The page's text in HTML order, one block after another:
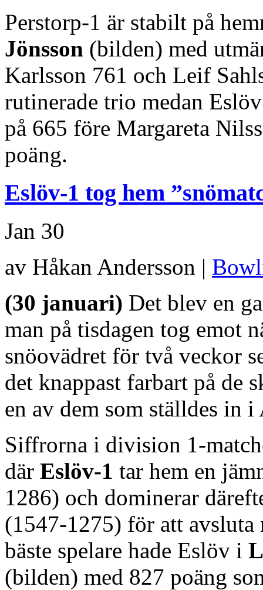
Perstorp-1 är stabilt på
Jönsson (bilden) med
Karlsson 761 och Leif
rutinerade trio medan
på 665 före Margareta
poäng.
Eslöv-1 tog hem
Jan 30
av Håkan Andersson |
(30 januari) Det blev en
man på tisdagen tog emot
snöovädret för två veckor
det knappast farbart på de
en av dem som ställdes in
Siffrorna i division 1-
där Eslöv-1 tar hem en
1286) och dominerar
(1547-1275) för att
bäste spelare hade Eslöv i
(bilden) med 827 poäng